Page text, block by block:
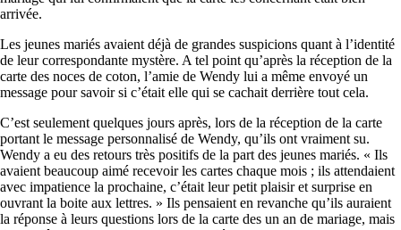
arrivée.
Les jeunes mariés avaient déjà de grandes suspicions quant à l’identité
de leur correspondante mystère. A tel point qu’après la réception de la
carte des noces de coton, l’amie de Wendy lui a même envoyé un
message pour savoir si c’était elle qui se cachait derrière tout cela.
C’est seulement quelques jours après, lors de la réception de la carte
portant le message personnalisé de Wendy, qu’ils ont vraiment su.
Wendy a eu des retours très positifs de la part des jeunes mariés. « Ils
avaient beaucoup aimé recevoir les cartes chaque mois ; ils attendaient
avec impatience la prochaine, c’était leur petit plaisir et surprise en
ouvrant la boite aux lettres. » Ils pensaient en revanche qu’ils auraient
la réponse à leurs questions lors de la carte des un an de mariage, mais